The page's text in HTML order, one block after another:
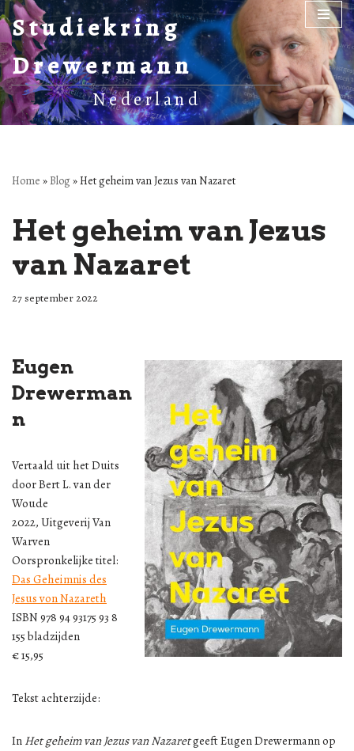
Ga
naar
de
inhoud
Studiekring
Drewermann
Nederland
Home »Blog »Het geheim van Jezus van Nazaret
Het geheim van Jezus
van Nazaret
27 september 2022
Eugen
Drewerman
n
Vertaald uit het Duits
door Bert L. van der
Woude
2022, Uitgeverij Van
Warven
Oorspronkelijke titel:
Das Geheimnis des
Jesus von Nazareth
ISBN 978 94 93175 93 8
155 bladzijden
€ 15,95
Tekst achterzijde:
In Het geheim van Jezus van Nazaretgeeft Eugen Drewermann op